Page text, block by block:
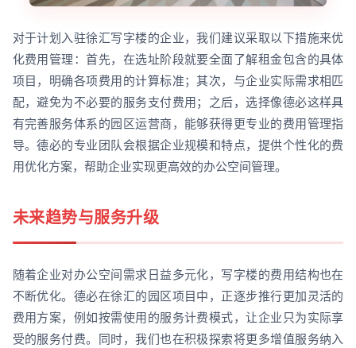
对于计划入驻徐汇写字楼的企业，我们建议采取以下措施来优
化费用管理：首先，在选址阶段就要全面了解租金包含的具体
项目，明确各项费用的计算标准；其次，与企业实际需求相匹
配，避免为不必要的服务支付费用；之后，选择像德必这样具
有完善服务体系的园区运营商，能够获得更专业的费用管理指
导。德必的专业团队会根据企业规模和特点，提供个性化的费
用优化方案，帮助企业实现更高效的办公空间管理。
未来趋势与服务升级
随着企业对办公空间需求日益多元化，写字楼的费用结构也在
不断优化。德必在徐汇的园区项目中，正逐步推行更加灵活的
费用方案，例如按需使用的服务计费模式，让企业只为实际享
受的服务付费。同时，我们也在积极探索将更多增值服务纳入